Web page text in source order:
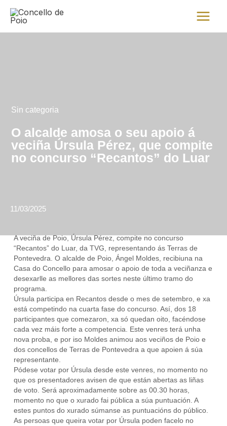
contenido
Main
Menu
Sin categoria
O alcalde amosa o seu apoio á
veciña Úrsula Pérez, que compite
no concurso “Recantos” do Luar
11/03/2025
A veciña de Poio, Úrsula Pérez, compite no concurso
“Recantos” do Luar, da TVG, representando ás Terras de
Pontevedra. O alcalde de Poio, Ángel Moldes, recibiuna na
Casa do Concello para amosar o apoio de toda a veciñanza e
desexarlle as mellores das sortes neste último tramo do
programa.
Úrsula participa en Recantos desde o mes de setembro, e xa
está competindo na cuarta fase do concurso. Así, dos 18
participantes que comezaron, xa só quedan oito, facéndose
cada vez máis forte a competencia. Este venres terá unha
nova proba, e por iso Moldes animou aos veciños de Poio e
dos concellos de Terras de Pontevedra a que apoien á súa
representante.
Pódese votar por Úrsula desde este venres, no momento no
que os presentadores avisen de que están abertas as liñas
de voto. Será aproximadamente sobre as 00.30 horas,
momento no que o xurado fai pública a súa puntuación. A
estes puntos do xurado súmanse as puntuacións do público.
As persoas que queira votar por Úrsula poden facelo no